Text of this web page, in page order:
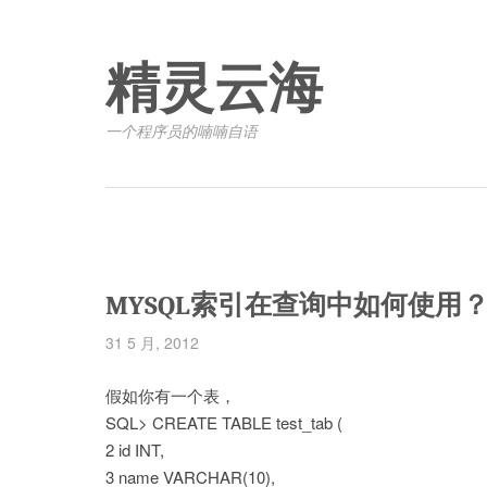
精灵云海
一个程序员的喃喃自语
MYSQL索引在查询中如何使用？
31 5 月, 2012
假如你有一个表，
SQL> CREATE TABLE test_tab (
2 id INT,
3 name VARCHAR(10),